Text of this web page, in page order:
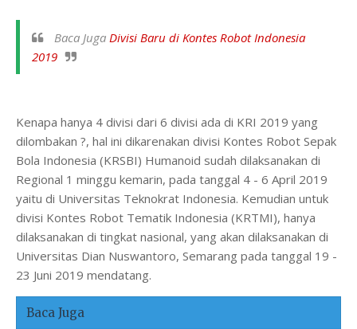
Baca Juga Divisi Baru di Kontes Robot Indonesia
2019
Kenapa hanya 4 divisi dari 6 divisi ada di KRI 2019 yang
dilombakan ?, hal ini dikarenakan divisi Kontes Robot Sepak
Bola Indonesia (KRSBI) Humanoid sudah dilaksanakan di
Regional 1 minggu kemarin, pada tanggal 4 - 6 April 2019
yaitu di Universitas Teknokrat Indonesia. Kemudian untuk
divisi Kontes Robot Tematik Indonesia (KRTMI), hanya
dilaksanakan di tingkat nasional, yang akan dilaksanakan di
Universitas Dian Nuswantoro, Semarang pada tanggal 19 -
23 Juni 2019 mendatang.
Baca Juga